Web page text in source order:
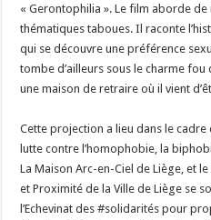
« Gerontophilia ». Le film aborde
thématiques taboues. Il raconte
qui se découvre une préférence
tombe d’ailleurs sous le charme
une maison de retraire où il vient
Cette projection a lieu dans le
lutte contre l’homophobie, la
La Maison Arc-en-Ciel de Liège, et
et Proximité de la Ville de Liège se
l’Echevinat des #solidarités pour